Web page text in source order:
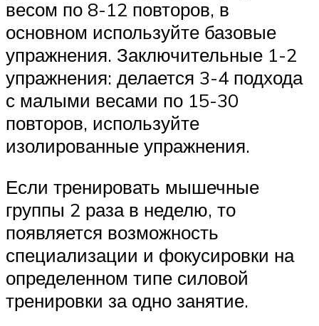
весом по 8-12 повторов, в
основном используйте базовые
упражнения. Заключительные 1-2
упражнения: делается 3-4 подхода
с малыми весами по 15-30
повторов, используйте
изолированные упражнения.
Если тренировать мышечные
группы 2 раза в неделю, то
появляется возможность
специализации и фокусировки на
определенном типе силовой
тренировки за одно занятие.